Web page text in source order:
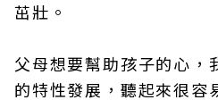
茁壯。
父母想要幫助孩子的心，
的特性發展，聽起來很容